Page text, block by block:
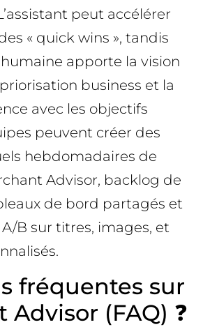
peut accélérer
« quick wins », tandis
humaine apporte la vision
business et la
avec les objectifs
peuvent créer des
hebdomadaires de
Advisor, backlog de
de bord partagés et
B sur titres, images, et
fréquentes sur
(FAQ) ❓